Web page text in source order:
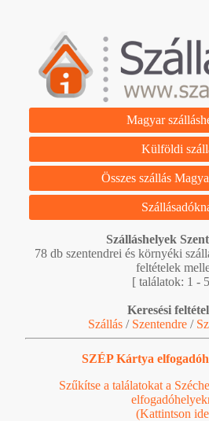
Magyar
Külföldi
Összes szállás
Szálláshelyek
78 db szentendrei és környéki
feltételek
[ találatok: 1 -
Keresési
Szállás / Szentendre /
SZÉP Kártya
Szűkítse a találatokat a
(Kattintson